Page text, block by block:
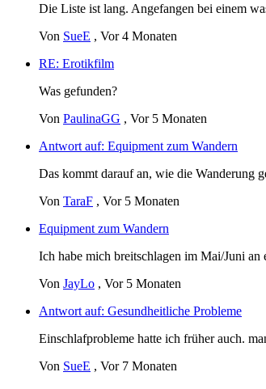
Die Liste ist lang. Angefangen bei einem
Von SueE , Vor 4 Monaten
RE: Erotikfilm
Was gefunden?
Von PaulinaGG , Vor 5 Monaten
Antwort auf: Equipment zum Wandern
Das kommt darauf an, wie die Wanderung
Von TaraF , Vor 5 Monaten
Equipment zum Wandern
Ich habe mich breitschlagen im Mai/Juni an
Von JayLo , Vor 5 Monaten
Antwort auf: Gesundheitliche Probleme
Einschlafprobleme hatte ich früher auch.
Von SueE , Vor 7 Monaten